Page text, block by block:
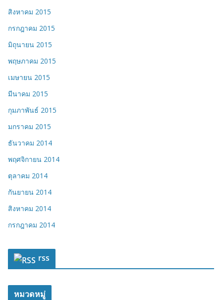
สิงหาคม 2015
กรกฎาคม 2015
มิถุนายน 2015
พฤษภาคม 2015
เมษายน 2015
มีนาคม 2015
กุมภาพันธ์ 2015
มกราคม 2015
ธันวาคม 2014
พฤศจิกายน 2014
ตุลาคม 2014
กันยายน 2014
สิงหาคม 2014
กรกฎาคม 2014
rss
หมวดหมู่